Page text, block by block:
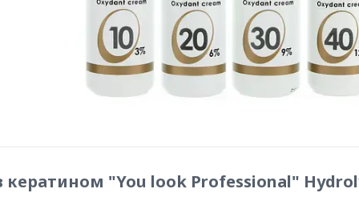
"You look Professional"